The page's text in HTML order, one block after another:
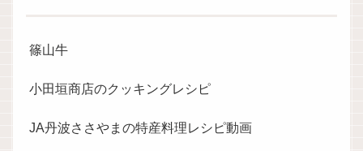
篠山牛
小田垣商店のクッキングレシピ
JA丹波ささやまの特産料理レシピ動画